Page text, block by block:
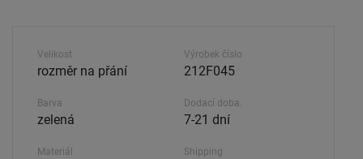
Velikost
rozměr na přání
Barva
zelená
Materiál
Výrobek číslo
212F045
Dodací doba.
7-21 dní
Shipping